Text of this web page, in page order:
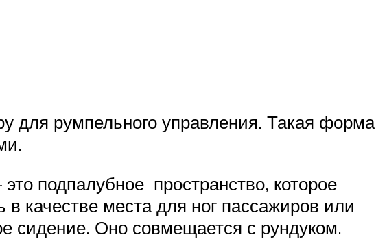
для румпельного управления. Такая форма
подпалубное пространство, которое
качестве места для ног пассажиров или
сидение. Оно совмещается с рундуком.